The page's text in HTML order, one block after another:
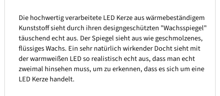
Die hochwertig verarbeitete LED Kerze aus wärmebeständigem
Kunststoff sieht durch ihren designgeschützten "Wachsspiegel"
täuschend echt aus. Der Spiegel sieht aus wie geschmolzenes,
flüssiges Wachs. Ein sehr natürlich wirkender Docht sieht mit
der warmweißen LED so realistisch echt aus, dass man echt
zweimal hinsehen muss, um zu erkennen, dass es sich um eine
LED Kerze handelt.